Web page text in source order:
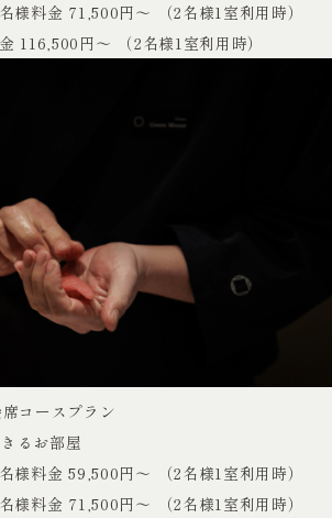
様料金 71,500円～ （2名様1室利用時）
116,500円～ （2名様1室利用時）
コースプラン
るお部屋
様料金 59,500円～ （2名様1室利用時）
様料金 71,500円～ （2名様1室利用時）